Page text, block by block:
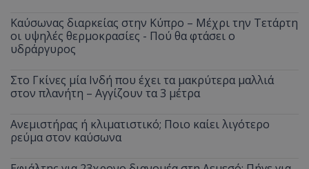
Καύσωνας διαρκείας στην Κύπρο – Μέχρι την Τετάρτη
οι υψηλές θερμοκρασίες - Πού θα φτάσει ο
υδράργυρος
Στο Γκίνες μία Ινδή που έχει τα μακρύτερα μαλλιά
στον πλανήτη – Αγγίζουν τα 3 μέτρα
Ανεμιστήρας ή κλιματιστικό; Ποιο καίει λιγότερο
ρεύμα στον καύσωνα